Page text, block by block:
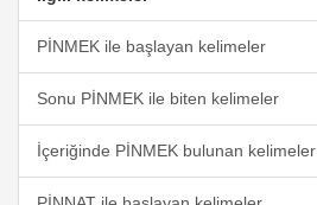
PİNMEK ile başlayan kelimeler
Sonu PİNMEK ile biten kelimeler
İçeriğinde PİNMEK bulunan kelimeler